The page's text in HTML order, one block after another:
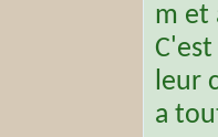
m et
leur
a